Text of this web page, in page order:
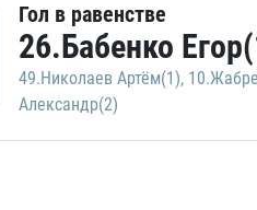
Гол в равенстве
26.Бабенко
49.Николаев Артём(1),
Александр(2)